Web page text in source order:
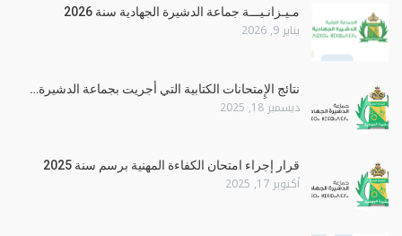
مـيـزانـيـــة جماعة الدشيرة الجهادية سنة 2026
يناير 9, 2026
نتائج الإِمتحانات الكتابية التي أجريت بجماعة الدشيرة…
ديسمبر 18, 2025
قرار إجراء امتحان الكفاءة المهنية برسم سنة 2025
أكتوبر 17, 2025